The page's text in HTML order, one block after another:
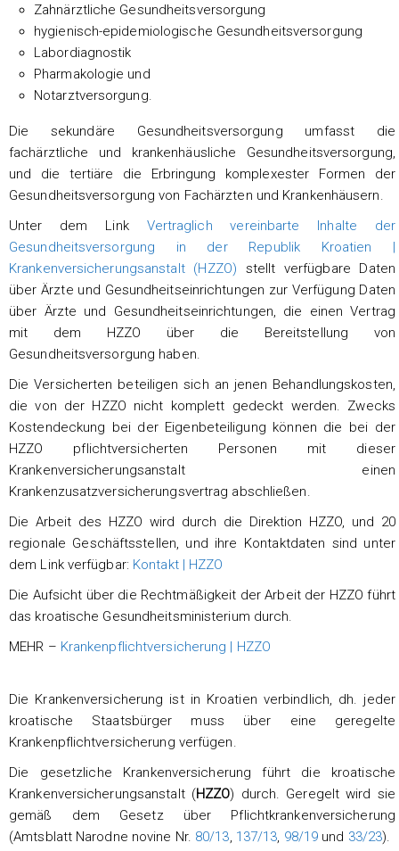
Zahnärztliche Gesundheitsversorgung
hygienisch-epidemiologische Gesundheitsversorgung
Labordiagnostik
Pharmakologie und
Notarztversorgung.
Die sekundäre Gesundheitsversorgung umfasst die
fachärztliche und krankenhäusliche Gesundheitsversorgung,
und die tertiäre die Erbringung komplexester Formen der
Gesundheitsversorgung von Fachärzten und Krankenhäusern.
Unter dem Link Vertraglich vereinbarte Inhalte der
Gesundheitsversorgung in der Republik Kroatien |
Krankenversicherungsanstalt (HZZO) stellt verfügbare Daten
über Ärzte und Gesundheitseinrichtungen zur Verfügung Daten
über Ärzte und Gesundheitseinrichtungen, die einen Vertrag
mit dem HZZO über die Bereitstellung von
Gesundheitsversorgung haben.
Die Versicherten beteiligen sich an jenen Behandlungskosten,
die von der HZZO nicht komplett gedeckt werden. Zwecks
Kostendeckung bei der Eigenbeteiligung können die bei der
HZZO pflichtversicherten Personen mit dieser
Krankenversicherungsanstalt einen
Krankenzusatzversicherungsvertrag abschließen.
Die Arbeit des HZZO wird durch die Direktion HZZO, und 20
regionale Geschäftsstellen, und ihre Kontaktdaten sind unter
dem Link verfügbar: Kontakt | HZZO
Die Aufsicht über die Rechtmäßigkeit der Arbeit der HZZO führt
das kroatische Gesundheitsministerium durch.
MEHR – Krankenpflichtversicherung | HZZO
Die Krankenversicherung ist in Kroatien verbindlich, dh. jeder
kroatische Staatsbürger muss über eine geregelte
Krankenpflichtversicherung verfügen.
Die gesetzliche Krankenversicherung führt die kroatische
Krankenversicherungsanstalt (HZZO) durch. Geregelt wird sie
gemäß dem Gesetz über Pflichtkrankenversicherung
(Amtsblatt Narodne novine Nr. 80/13, 137/13, 98/19 und 33/23).